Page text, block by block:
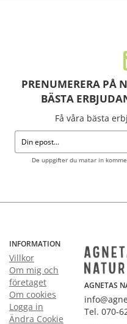
PRENUMERERA PÅ
BÄSTA
Få våra bästa
De uppgifter du matar in
INFORMATION
Villkor
Om mig och
företaget
Om cookies
Logga in
Ändra Cookie
AGNETAS
Tel. 070-